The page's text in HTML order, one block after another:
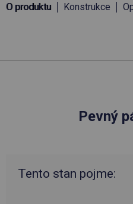
O produktu Konstrukce
Pevný
Tento stan pojme: